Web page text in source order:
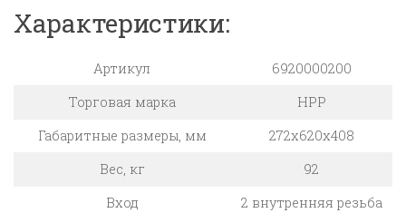
Характеристики:
Артикул
6920000200
Торговая марка
HPP
Габаритные размеры, мм
272x620x408
Вес, кг
92
Вход
2 внутренняя резьба